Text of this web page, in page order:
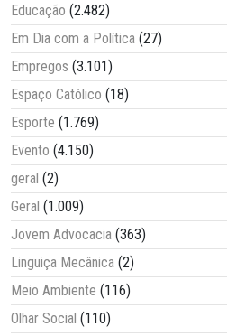
Educação (2.482)
Em Dia com a Política (27)
Empregos (3.101)
Espaço Católico (18)
Esporte (1.769)
Evento (4.150)
geral (2)
Geral (1.009)
Jovem Advocacia (363)
Linguiça Mecânica (2)
Meio Ambiente (116)
Olhar Social (110)